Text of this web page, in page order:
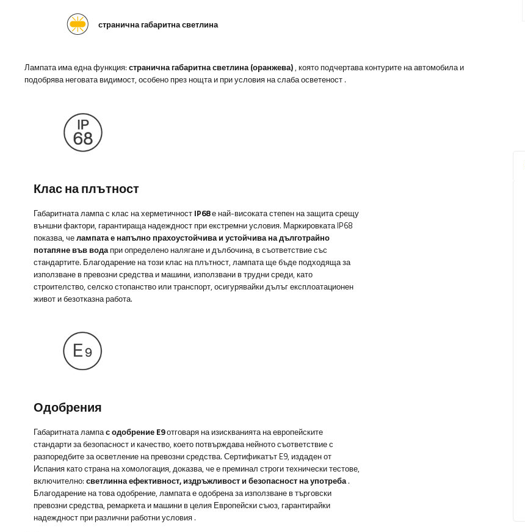
странична габаритна светлина
Лампата има една функция: странична габаритна светлина (оранжева), която подчертава контурите на автомобила и
подобрява неговата видимост, особено през нощта и при условия на слаба осветеност .
Клас на плътност
Габаритната лампа с клас на херметичност IP68е най-високата степен на защита срещу
външни фактори, гарантираща надеждност при екстремни условия. Маркировката IP68
показва, челампата е напълно прахоустойчива и устойчива на дълготрайно
потапяне във водапри определено налягане и дълбочина, в съответствие със
стандартите. Благодарение на този клас на плътност, лампата ще бъде подходяща за
използване в превозни средства и машини, използвани в трудни среди, като
строителство, селско стопанство или транспорт, осигурявайки дълъг експлоатационен
живот и безотказна работа.
Одобрения
Габаритната лампас одобрение E9отговаря на изискванията на европейските
стандарти за безопасност и качество, което потвърждава нейното съответствие с
разпоредбите за осветление на превозни средства. Сертификатът E9, издаден от
Испания като страна на хомологация, доказва, че е преминал строги технически тестове,
включително: светлинна ефективност, издръжливост и безопасност на употреба .
Благодарение на това одобрение, лампата е одобрена за използване в търговски
превозни средства, ремаркета и машини в целия Европейски съюз, гарантирайки
надеждност при различни работни условия .